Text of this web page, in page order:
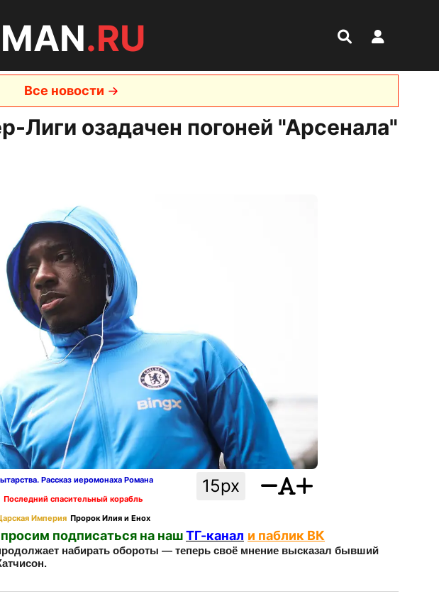
.RU
Все новости
Лиги озадачен погоней "Арсенала"
15px
Рассказ иеромонаха Романа
Последний спасительный корабль
Империя Пророк Илия и Енох
подписаться на нашТГ-канал и паблик ВК
набирать обороты — теперь своё мнение высказал бывший